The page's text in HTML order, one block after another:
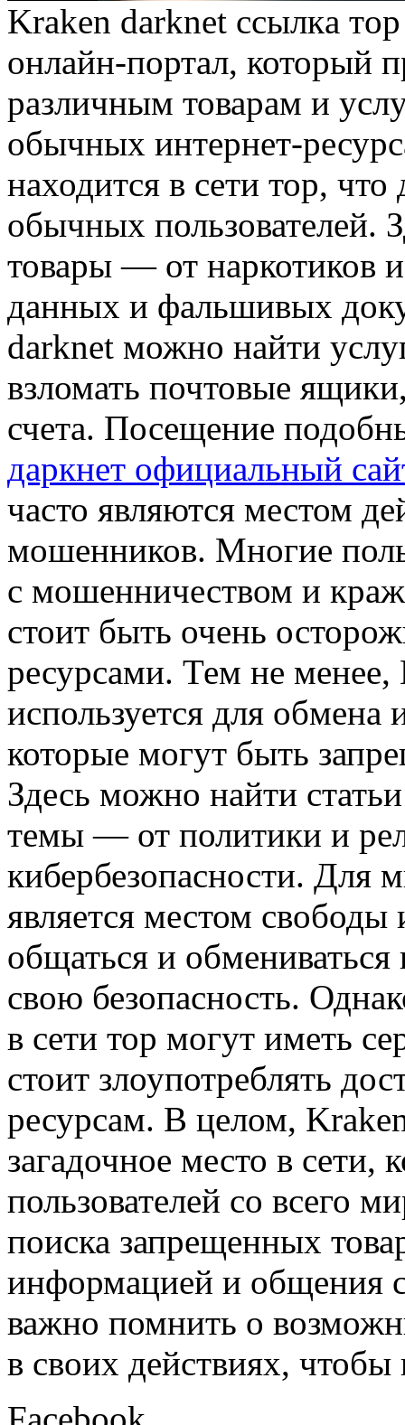
Kraken darknet ссылкa
онлайн-портал, который
различным товарам и
обычных интернет-
находится в сети тор,
обычных пользователей.
товары — от наркотиков
данных и фальшивых
darknet можно найти
взломать почтовые
счета. Посещение
даркнет официальный
часто являются местом
мошенников. Многие
с мошенничеством и
стоит быть очень
ресурсами. Тем не
используется для
которые могут быть
Здесь можно найти
темы — от политики и
кибербезопасности. Для
является местом
общаться и
свою безопасность.
в сети тор могут иметь
стоит злоупотреблять
ресурсам. В целом,
загадочное место в сети,
пользователей со всего
поиска запрещенных
информацией и общения
важно помнить о
в своих действиях,